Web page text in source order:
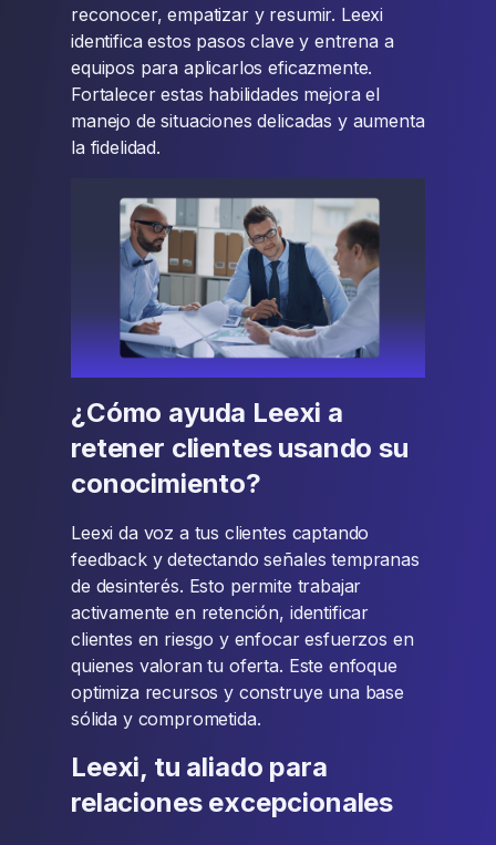
reconocer, empatizar y resumir. Leexi
identifica estos pasos clave y entrena a
equipos para aplicarlos eficazmente.
Fortalecer estas habilidades mejora el
manejo de situaciones delicadas y aumenta
la fidelidad.
¿Cómo ayuda Leexi a
retener clientes usando su
conocimiento?
Leexi da voz a tus clientes captando
feedback y detectando señales tempranas
de desinterés. Esto permite trabajar
activamente en retención, identificar
clientes en riesgo y enfocar esfuerzos en
quienes valoran tu oferta. Este enfoque
optimiza recursos y construye una base
sólida y comprometida.
Leexi, tu aliado para
relaciones excepcionales